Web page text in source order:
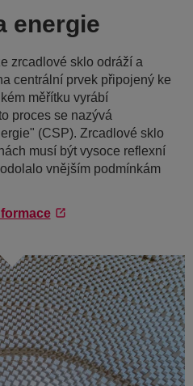
energie
zrcadlové sklo odráží a
centrální prvek připojený ke
měřítku vyrábí
proces se nazývá
(CSP). Zrcadlové sklo
musí být vysoce reflexní
vnějším podmínkám